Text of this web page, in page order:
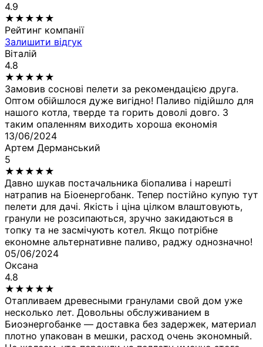
4.9
★ ★ ★ ★ ★
Рейтинг компанії
Залишити відгук
Віталій
4.8
★ ★ ★ ★ ★
Замовив соснові пелети за рекомендацією друга.
Оптом обійшлося дуже вигідно! Паливо підійшло для
нашого котла, тверде та горить доволі довго. З
таким опаленням виходить хороша економія
13/06/2024
Артем Дерманський
5
★ ★ ★ ★ ★
Давно шукав постачальника біопалива і нарешті
натрапив на Біоенергобанк. Тепер постійно купую тут
пелети для дачі. Якість і ціна цілком влаштовують,
гранули не розсипаються, зручно закидаються в
топку та не засмічують котел. Якщо потрібне
економне альтернативне паливо, раджу однозначно!
05/06/2024
Оксана
4.8
★ ★ ★ ★ ★
Отапливаем древесными гранулами свой дом уже
несколько лет. Довольны обслуживанием в
Биоэнергобанке — доставка без задержек, материал
плотно упакован в мешки, расход очень экономный.